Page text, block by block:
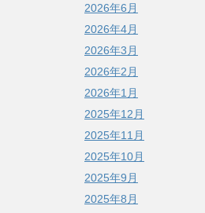
2026年6月
2026年4月
2026年3月
2026年2月
2026年1月
2025年12月
2025年11月
2025年10月
2025年9月
2025年8月